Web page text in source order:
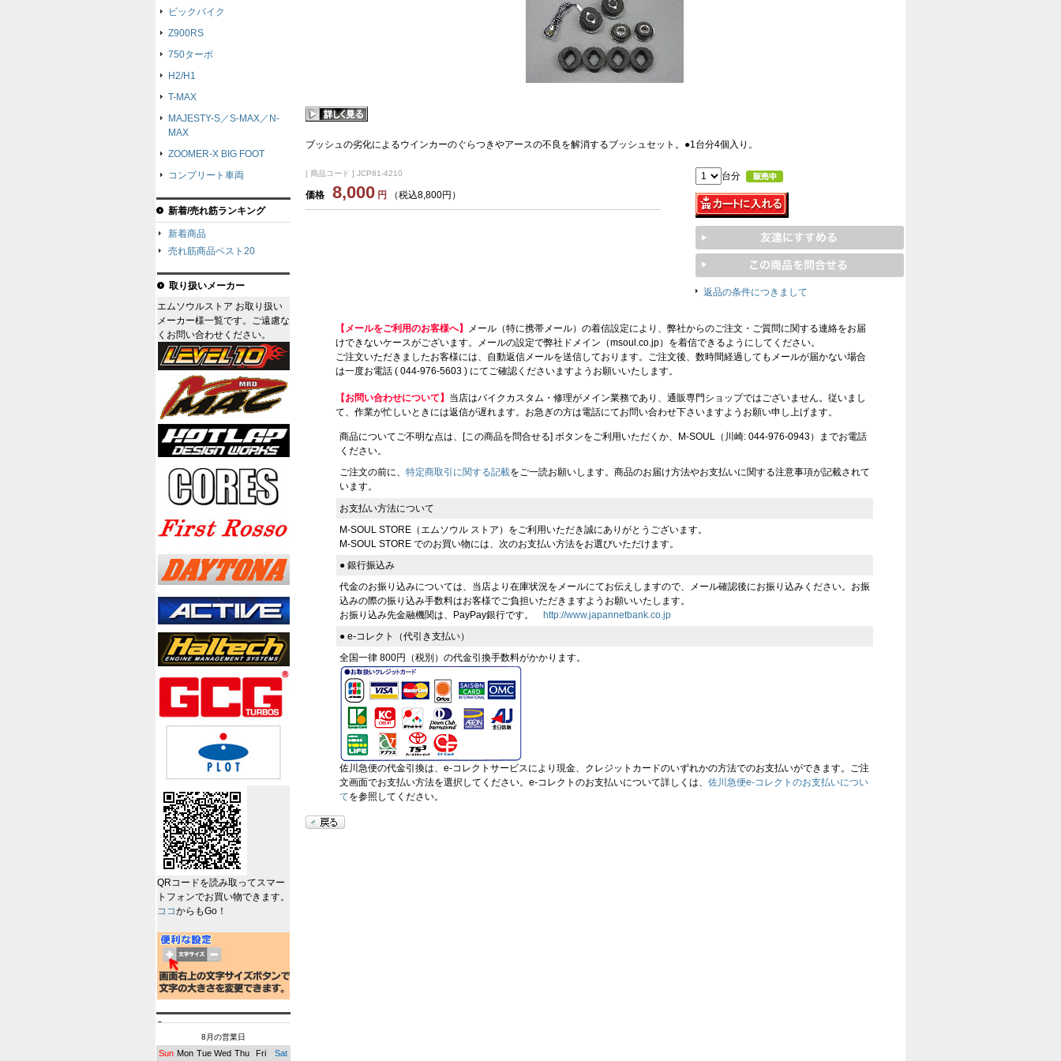
ブッシュの劣化によるウインカーのぐらつきやアースの不良を解消するブッシュセット。●1台分4個入り。
[ 商品コード ] JCP81-4210
価格 8,000 円 （税込8,800円）
台分
返品の条件につきまして
【メールをご利用のお客様へ】
メール（特に携帯メール）の着信設定により、弊社からのご注文・ご質問に関する連絡をお届
けできないケースがございます。メールの設定で弊社ドメイン（msoul.co.jp）を着信できるようにしてください。
ご注文いただきましたお客様には、自動返信メールを送信しております。ご注文後、数時間経過してもメールが届かない場合
は一度お電話 ( 044-976-5603 ) にてご確認くださいますようお願いいたします。
【お問い合わせについて】 当店はバイクカスタム・修理がメイン業務であり、通販専門ショップではございません。従いまし
て、作業が忙しいときには返信が遅れます。お急ぎの方は電話にてお問い合わせ下さいますようお願い申し上げます。
商品についてご不明な点は、[この商品を問合せる] ボタンをご利用いただくか、M-SOUL（川崎: 044-976-0943）までお電話
ください。
ご注文の前に、 特定商取引に関する記載をご一読お願いします。商品のお届け方法やお支払いに関する注意事項が記載されて
います。
お支払い方法について
M-SOUL STORE（エムソウル ストア）をご利用いただき誠にありがとうございます。
M-SOUL STORE でのお買い物には、次のお支払い方法をお選びいただけます。
● 銀行振込み
代金のお振り込みについては、当店より在庫状況をメールにてお伝えしますので、メール確認後にお振り込みください。お振
込みの際の振り込み手数料はお客様でご負担いただきますようお願いいたします。
お振り込み先金融機関は、PayPay銀行です。
http://www.japannetbank.co.jp
● e-コレクト（代引き支払い）
全国一律 800円（税別）の代金引換手数料がかかります。
佐川急便の代金引換は、e-コレクトサービスにより現金、クレジットカードのいずれかの方法でのお支払いができます。ご注
文画面でお支払い方法を選択してください。e-コレクトのお支払いについて詳しくは、 佐川急便e-コレクトのお支払いについ
てを参照してください。
ビックバイク
Z900RS
750ターボ
H2/H1
T-MAX
MAJESTY-S／S-MAX／N-
MAX
ZOOMER-X BIG FOOT
コンプリート車両
新着/売れ筋ランキング
新着商品
売れ筋商品ベスト20
取り扱いメーカー
エムソウルストア お取り扱い
メーカー様一覧です。ご遠慮な
くお問い合わせください。
QRコードを読み取ってスマー
トフォンでお買い物できます。
ココからもGo！
8月の営業日
Sun Mon Tue Wed Thu Fri Sat